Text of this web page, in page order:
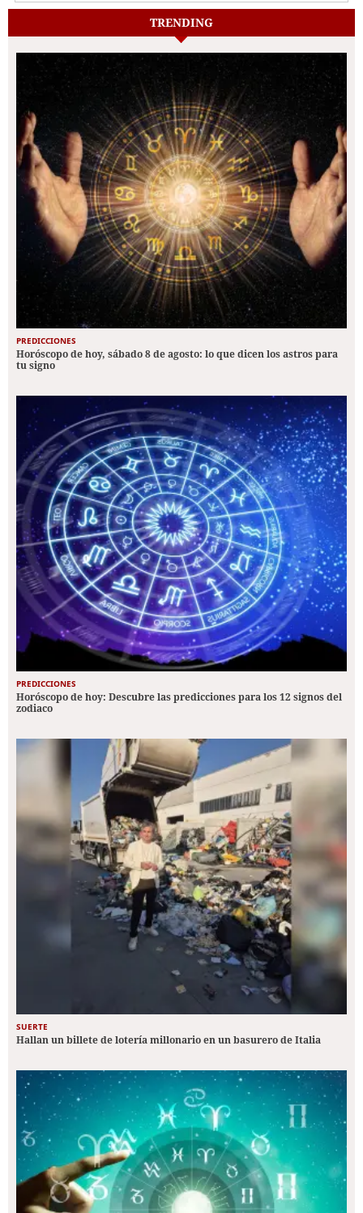
TRENDING
PREDICCIONES
Horóscopo de hoy, sábado 8 de agosto: lo que dicen los astros para
tu signo
PREDICCIONES
Horóscopo de hoy: Descubre las predicciones para los 12 signos del
zodiaco
SUERTE
Hallan un billete de lotería millonario en un basurero de Italia